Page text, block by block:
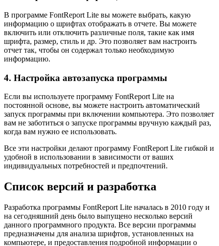
В программе FontReport Lite вы можете выбрать, какую
информацию о шрифтах отображать в отчете. Вы можете
включить или отключить различные поля, такие как имя
шрифта, размер, стиль и др. Это позволяет вам настроить
отчет так, чтобы он содержал только необходимую
информацию.
4. Настройка автозапуска программы
Если вы используете программу FontReport Lite на
постоянной основе, вы можете настроить автоматический
запуск программы при включении компьютера. Это позволяет
вам не заботиться о запуске программы вручную каждый раз,
когда вам нужно ее использовать.
Все эти настройки делают программу FontReport Lite гибкой и
удобной в использовании в зависимости от ваших
индивидуальных потребностей и предпочтений.
Список версий и разработка
Разработка программы FontReport Lite началась в 2010 году и
на сегодняшний день было выпущено несколько версий
данного программного продукта. Все версии программы
предназначены для анализа шрифтов, установленных на
компьютере, и предоставления подробной информации о